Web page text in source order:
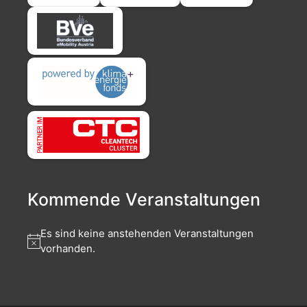
Kommende Veranstaltungen
Es sind keine anstehenden Veranstaltungen
vorhanden.